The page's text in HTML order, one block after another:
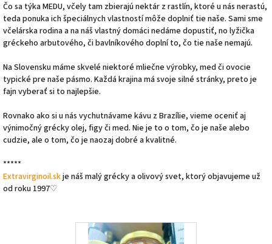
Čo sa týka MEDU, včely tam zbierajú nektár z rastlín, ktoré u nás nerastú,
teda ponuka ich špeciálnych vlastností môže doplniť tie naše. Sami sme
včelárska rodina a na náš vlastný domáci nedáme dopustiť, no lyžička
gréckeho arbutového, či bavlníkového doplní to, čo tie naše nemajú.
Na Slovensku máme skvelé niektoré mliečne výrobky, med či ovocie
typické pre naše pásmo. Každá krajina má svoje silné stránky, preto je
fajn vyberať si to najlepšie.
Rovnako ako si u nás vychutnávame kávu z Brazílie, vieme oceniť aj
výnimočný grécky olej, figy či med. Nie je to o tom, čo je naše alebo
cudzie, ale o tom, čo je naozaj dobré a kvalitné.
*****
Extravirginoil.skje náš malý grécky a olivový svet, ktorý objavujeme už
od roku 1997♡